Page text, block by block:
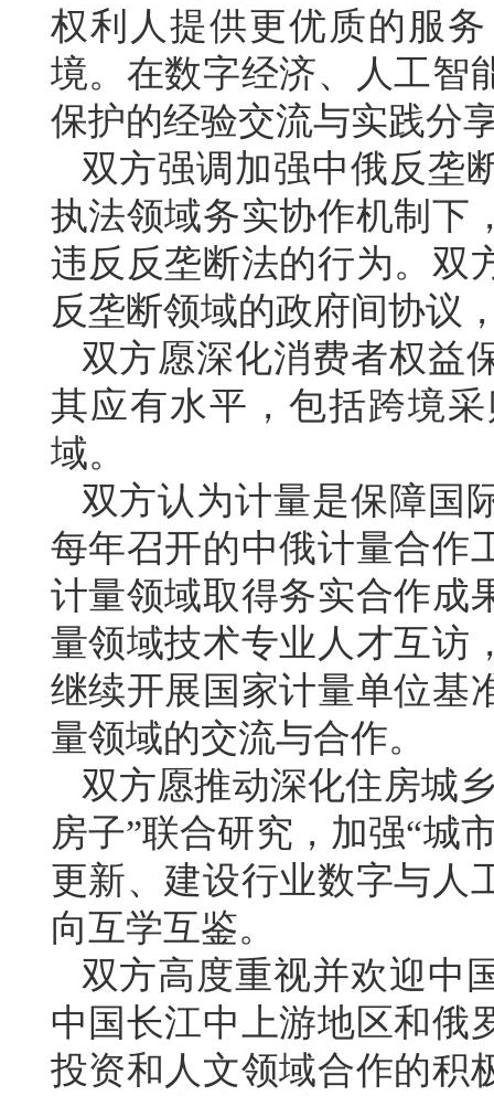
权利人提供更优质的服
境。在数字经济、人工智
保护的经验交流与实践分
双方强调加强中俄反垄
执法领域务实协作机制下
违反反垄断法的行为。双
反垄断领域的政府间协议
双方愿深化消费者权益
其应有水平，包括跨境
域。
双方认为计量是保障国
每年召开的中俄计量合作
计量领域取得务实合作成
量领域技术专业人才互访
继续开展国家计量单位基
量领域的交流与合作。
双方愿推动深化住房城
房子”联合研究，加强“城
更新、建设行业数字与人
向互学互鉴。
双方高度重视并欢迎中
中国长江中上游地区和俄
投资和人文领域合作的积